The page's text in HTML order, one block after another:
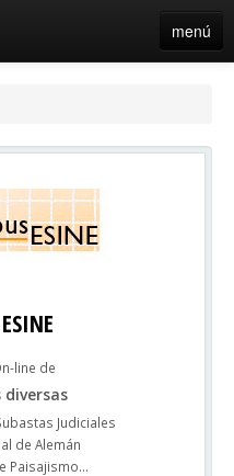
menú
line de
diversas
Judiciales
de Alemán
Paisajismo...